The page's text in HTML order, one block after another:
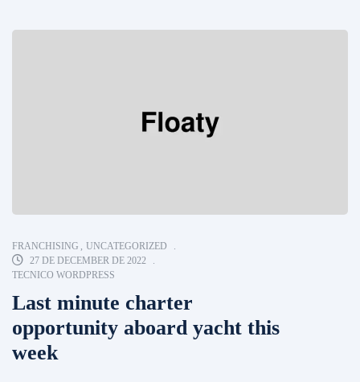
FRANCHISING
UNCATEGORIZED
27 DE DECEMBER DE 2022
TECNICO WORDPRESS
Last minute charter
opportunity aboard yacht this
week